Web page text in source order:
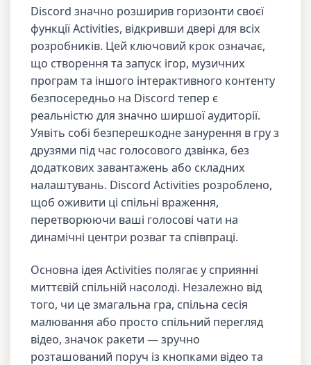
Discord значно розширив горизонти своєї
функції Activities, відкривши двері для всіх
розробників. Цей ключовий крок означає,
що створення та запуск ігор, музичних
програм та іншого інтерактивного контенту
безпосередньо на Discord тепер є
реальністю для значно ширшої аудиторії.
Уявіть собі безперешкодне занурення в гру з
друзями під час голосового дзвінка, без
додаткових завантажень або складних
налаштувань. Discord Activities розроблено,
щоб оживити ці спільні враження,
перетворюючи ваші голосові чати на
динамічні центри розваг та співпраці.
Основна ідея Activities полягає у сприянні
миттєвій спільній насолоді. Незалежно від
того, чи це змагальна гра, спільна сесія
малювання або просто спільний перегляд
відео, значок ракети — зручно
розташований поруч із кнопками відео та